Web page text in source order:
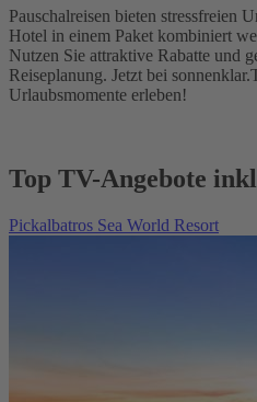
Pauschalreisen bieten stressfreien
Hotel in einem Paket kombiniert
Nutzen Sie attraktive Rabatte und
Reiseplanung. Jetzt bei
Urlaubsmomente erleben!
Top TV-Angebote
Pickalbatros Sea World Resort